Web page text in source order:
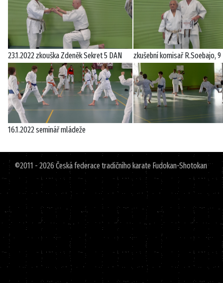
23.1.2022 zkouška Zdeněk Sekret 5 DAN zkušební komisař R.Soebajo, 9
16.1.2022 seminář mládeže
©2011 - 2026 Česká federace tradičního karate Fudokan-Shotokan